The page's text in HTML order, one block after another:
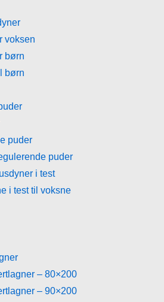
voksen
børn
børn
puder
puder
i test
i test til voksne
– 80×200
– 90×200